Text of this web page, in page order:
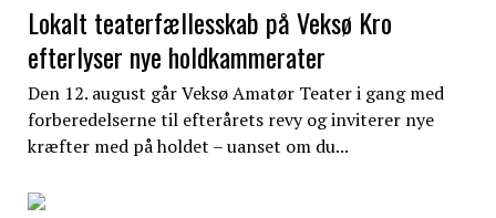
Lokalt teaterfællesskab på Veksø Kro
efterlyser nye holdkammerater
Den 12. august går Veksø Amatør Teater i gang med
forberedelserne til efterårets revy og inviterer nye
kræfter med på holdet – uanset om du...